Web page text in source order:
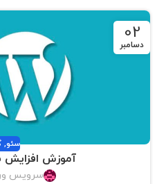
02
دسامبر
سئو,
آموزش
سرویس